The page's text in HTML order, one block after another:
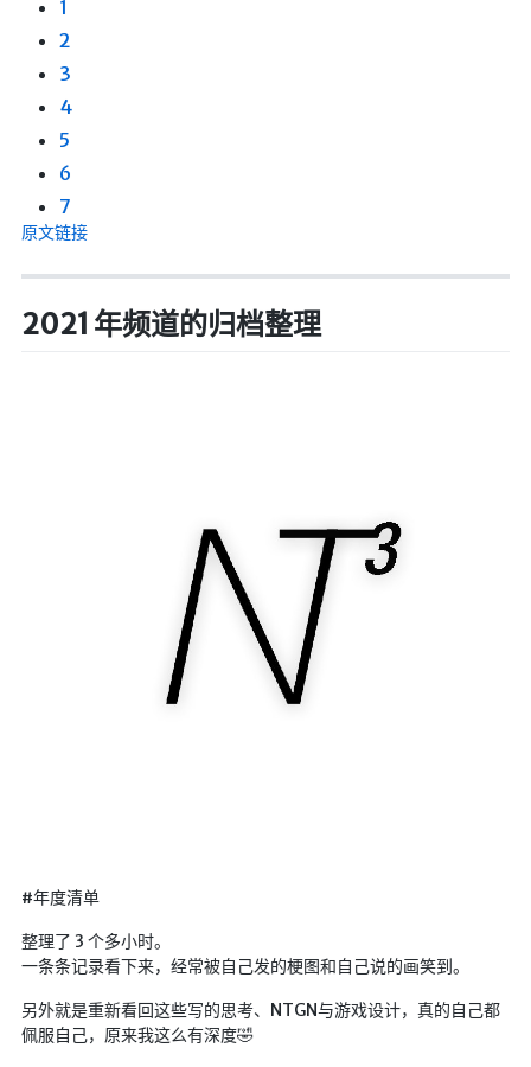
1
2
3
4
5
6
7
原文链接
2021 年频道的归档整理
#年度清单
整理了 3 个多小时。
一条条记录看下来，经常被自己发的梗图和自己说的画笑到。
另外就是重新看回这些写的思考、NTGN与游戏设计，真的自己都
佩服自己，原来我这么有深度🤣